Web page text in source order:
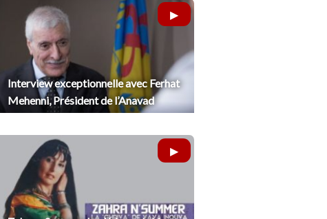
Interview exceptionnelle avec Ferhat
Mehenni, Président de l’Anavad